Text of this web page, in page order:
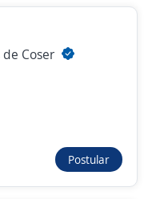
Coser
Postular